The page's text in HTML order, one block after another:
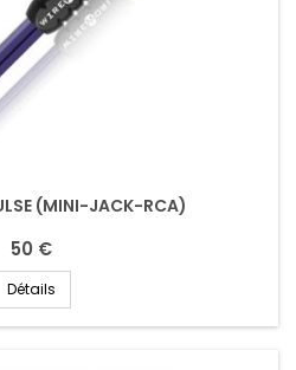
(MINI-JACK-RCA)
50 €
Détails